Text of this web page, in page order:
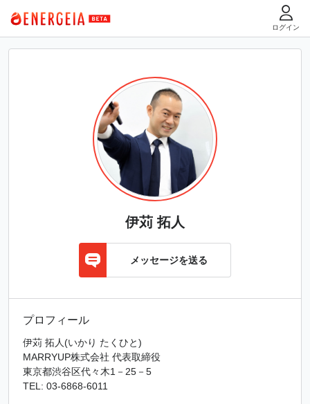
ログイン
伊苅 拓人
メッセージを送る
プロフィール
伊苅 拓人(いかり たくひと)
MARRYUP株式会社 代表取締役
東京都渋谷区代々木1－25－5
TEL: 03‐6868-6011